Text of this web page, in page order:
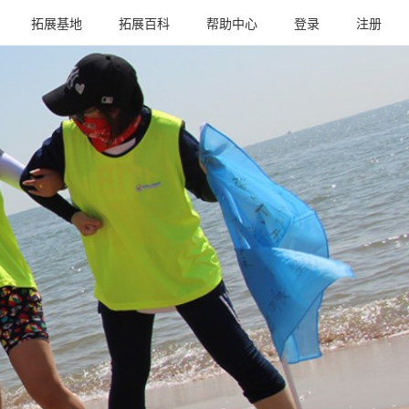
拓展基地 拓展百科 帮助中心 登录 注册